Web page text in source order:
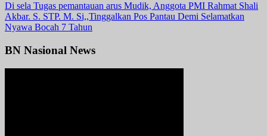
Di sela Tugas pemantauan arus Mudik, Anggota PMI Rahmat Shali
Akbar. S. STP. M. Si,,Tinggalkan Pos Pantau Demi Selamatkan
Nyawa Bocah 7 Tahun
BN Nasional News